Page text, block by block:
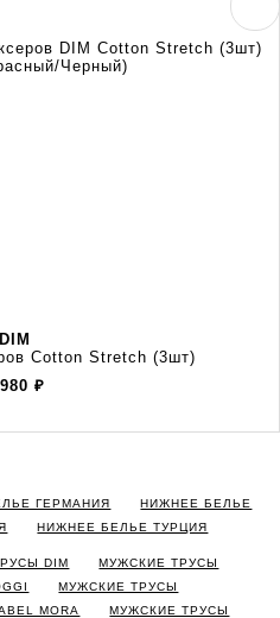
DIM
Cotton Stretch (3шт)
₽
ГЕРМАНИЯ
НИЖНЕЕ БЕЛЬЕ
НИЖНЕЕ БЕЛЬЕ ТУРЦИЯ
DIM
МУЖСКИЕ ТРУСЫ
МУЖСКИЕ ТРУСЫ
MORA
МУЖСКИЕ ТРУСЫ